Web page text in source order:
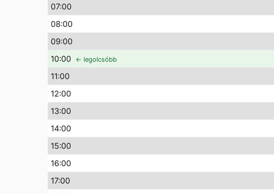
07:00
08:00
09:00
10:00 ← legolcsóbb
11:00
12:00
13:00
14:00
15:00
16:00
17:00